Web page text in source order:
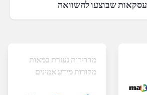
עסקאות שבוצעו להשוואה
מדדירות נעזרת במאות
מקורות מידע אמינים